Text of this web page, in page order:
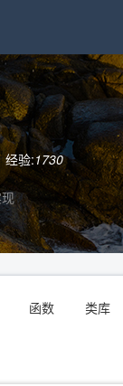
经验:1730
函数 类库